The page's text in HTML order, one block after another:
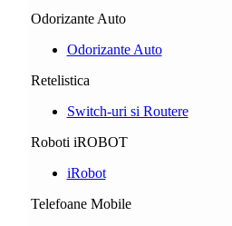
Odorizante Auto
Odorizante Auto
Retelistica
Switch-uri si Routere
Roboti iROBOT
iRobot
Telefoane Mobile